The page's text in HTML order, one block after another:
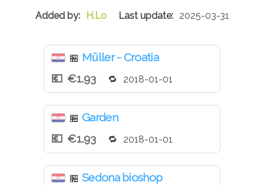
H.Lo 2025-03-31
🏪 Müller - Croatia
€1.93
2018-01-01
🏪 Garden
€1.93
2018-01-01
🏪 Sedona bioshop